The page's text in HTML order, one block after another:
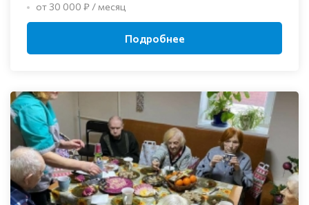
от 30 000 ₽ / месяц
Подробнее